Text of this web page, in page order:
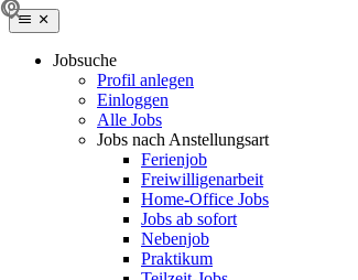
Jobsuche
Profil anlegen
Einloggen
Alle Jobs
Jobs nach Anstellungsart
Ferienjob
Freiwilligenarbeit
Home-Office Jobs
Jobs ab sofort
Nebenjob
Praktikum